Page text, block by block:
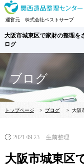
運営元 株式会社ベストサーブ
大阪市城東区で家財の整理を
ログ
ブログ
トップページ > ブログ > 大阪
2021.09.23 生前整理
大阪市城東区